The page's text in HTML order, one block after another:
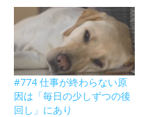
#774 仕事が終わらない原
因は「毎日の少しずつの後
回し」にあり